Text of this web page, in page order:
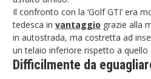
Il confronto con la ‘Golf GTI’ era
tedesca in vantaggio grazie alla
in autostrada, ma costretta ad
un telaio inferiore rispetto a quello
Difficilmente da